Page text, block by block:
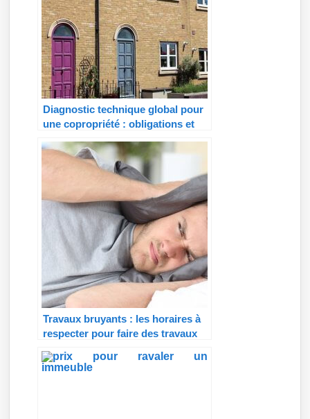
Diagnostic technique global pour
une copropriété : obligations et
Travaux bruyants : les horaires à
respecter pour faire des travaux